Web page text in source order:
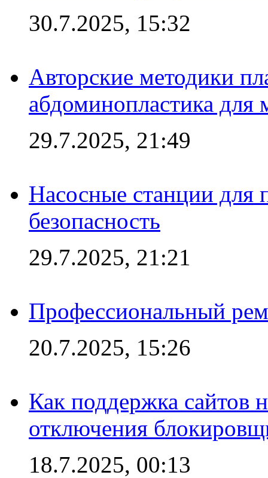
30.7.2025, 15:32
Авторские методики
абдоминопластика для
29.7.2025, 21:49
Насосные станции для
безопасность
29.7.2025, 21:21
Профессиональный
20.7.2025, 15:26
Как поддержка сайтов
отключения
18.7.2025, 00:13